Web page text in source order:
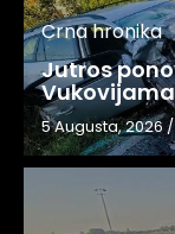
Crna hronika
Jutros
Vukovijama
5 Augusta, 2026